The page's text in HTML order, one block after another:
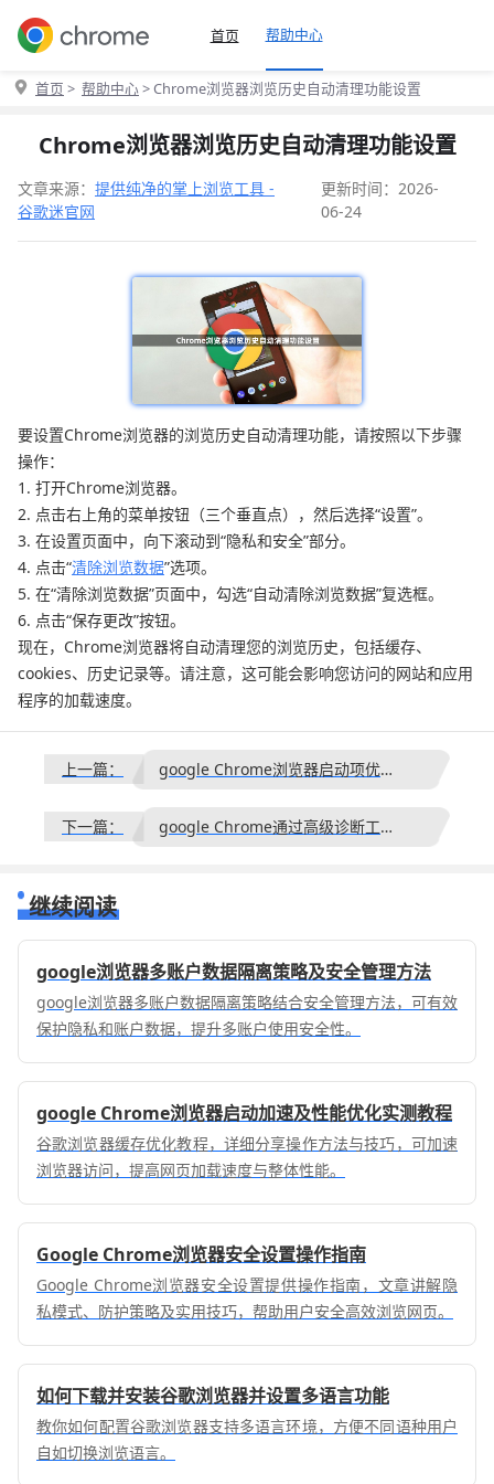
首页 帮助中心
首页 > 帮助中心> Chrome浏览器浏览历史自动清理功能设置
Chrome浏览器浏览历史自动清理功能设置
文章来源： 提供纯净的掌上浏览工具 -
谷歌迷官网
更新时间：2026-
06-24
要设置Chrome浏览器的浏览历史自动清理功能，请按照以下步骤
操作：
1. 打开Chrome浏览器。
2. 点击右上角的菜单按钮（三个垂直点），然后选择“设置”。
3. 在设置页面中，向下滚动到“隐私和安全”部分。
4. 点击“清除浏览数据”选项。
5. 在“清除浏览数据”页面中，勾选“自动清除浏览数据”复选框。
6. 点击“保存更改”按钮。
现在，Chrome浏览器将自动清理您的浏览历史，包括缓存、
cookies、历史记录等。请注意，这可能会影响您访问的网站和应用
程序的加载速度。
上一篇： google Chrome浏览器启动项优化方法详解
下一篇： google Chrome通过高级诊断工具排查显卡3D渲染异常故障
继续阅读
google浏览器多账户数据隔离策略及安全管理方法
google浏览器多账户数据隔离策略结合安全管理方法，可有效
保护隐私和账户数据，提升多账户使用安全性。
google Chrome浏览器启动加速及性能优化实测教程
谷歌浏览器缓存优化教程，详细分享操作方法与技巧，可加速
浏览器访问，提高网页加载速度与整体性能。
Google Chrome浏览器安全设置操作指南
Google Chrome浏览器安全设置提供操作指南，文章讲解隐
私模式、防护策略及实用技巧，帮助用户安全高效浏览网页。
如何下载并安装谷歌浏览器并设置多语言功能
教你如何配置谷歌浏览器支持多语言环境，方便不同语种用户
自如切换浏览语言。